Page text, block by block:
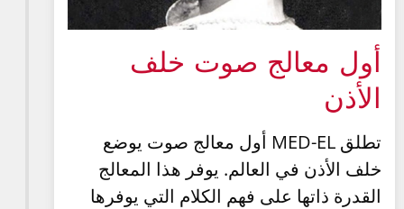
أول معالج صوت خلف
الأذن
تطلق MED-EL أول معالج صوت يوضع
خلف الأذن في العالم. يوفر هذا المعالج
القدرة ذاتها على فهم الكلام التي يوفرها